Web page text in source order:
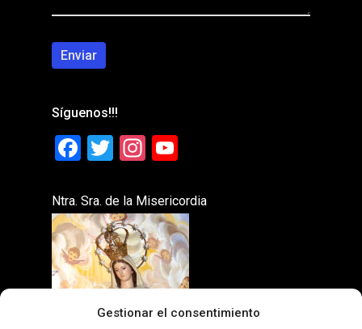
Gestionar el consentimiento
Síguenos!!!
Facebook
TwitterInstagram
Ntra. Sra. de la Misericordia